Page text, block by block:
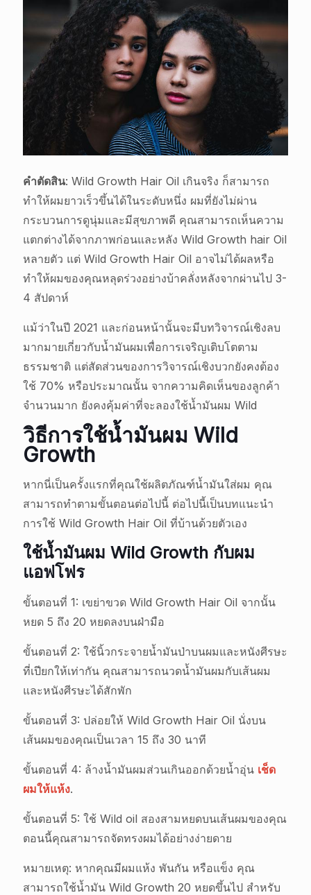
คำตัดสิน: Wild Growth Hair Oil เกินจริง ก็สามารถ
ทำให้ผมยาวเร็วขึ้นได้ในระดับหนึ่ง ผมที่ยังไม่ผ่าน
กระบวนการดูนุ่มและมีสุขภาพดี คุณสามารถเห็นความ
แตกต่างได้จากภาพก่อนและหลัง Wild Growth hair Oil
หลายตัว แต่ Wild Growth Hair Oil อาจไม่ได้ผลหรือ
ทำให้ผมของคุณหลุดร่วงอย่างบ้าคลั่งหลังจากผ่านไป 3-
4 สัปดาห์
แม้ว่าในปี 2021 และก่อนหน้านั้นจะมีบทวิจารณ์เชิงลบ
มากมายเกี่ยวกับน้ำมันผมเพื่อการเจริญเติบโตตาม
ธรรมชาติ แต่สัดส่วนของการวิจารณ์เชิงบวกยังคงต้อง
ใช้ 70% หรือประมาณนั้น จากความคิดเห็นของลูกค้า
จำนวนมาก ยังคงคุ้มค่าที่จะลองใช้น้ำมันผม Wild
วิธีการใช้น้ำมันผม Wild
Growth
หากนี่เป็นครั้งแรกที่คุณใช้ผลิตภัณฑ์น้ำมันใส่ผม คุณ
สามารถทำตามขั้นตอนต่อไปนี้ ต่อไปนี้เป็นบทแนะนำ
การใช้ Wild Growth Hair Oil ที่บ้านด้วยตัวเอง
ใช้น้ำมันผม Wild Growth กับผม
แอฟโฟร
ขั้นตอนที่ 1: เขย่าขวด Wild Growth Hair Oil จากนั้น
หยด 5 ถึง 20 หยดลงบนฝ่ามือ
ขั้นตอนที่ 2: ใช้นิ้วกระจายน้ำมันป่าบนผมและหนังศีรษะ
ที่เปียกให้เท่ากัน คุณสามารถนวดน้ำมันผมกับเส้นผม
และหนังศีรษะได้สักพัก
ขั้นตอนที่ 3: ปล่อยให้ Wild Growth Hair Oil นั่งบน
เส้นผมของคุณเป็นเวลา 15 ถึง 30 นาที
ขั้นตอนที่ 4: ล้างน้ำมันผมส่วนเกินออกด้วยน้ำอุ่น เช็ด
ผมให้แห้ง.
ขั้นตอนที่ 5: ใช้ Wild oil สองสามหยดบนเส้นผมของคุณ
ตอนนี้คุณสามารถจัดทรงผมได้อย่างง่ายดาย
หมายเหตุ: หากคุณมีผมแห้ง พันกัน หรือแข็ง คุณ
สามารถใช้น้ำมัน Wild Growth 20 หยดขึ้นไป สำหรับ